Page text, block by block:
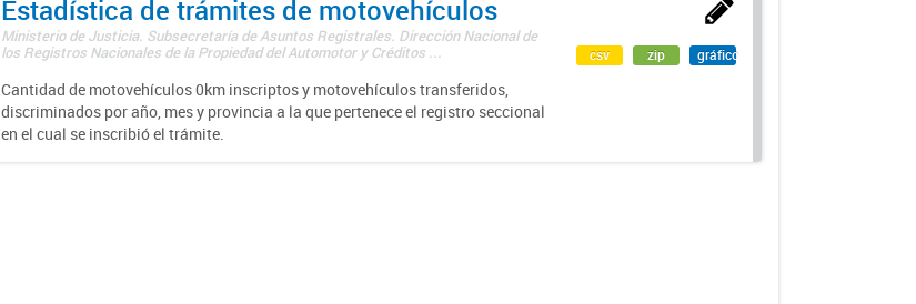
Estadística de trámites de motovehículos
Ministerio de Justicia. Subsecretaría de Asuntos Registrales. Dirección Nacional de
los Registros Nacionales de la Propiedad del Automotor y Créditos ...
Cantidad de motovehículos 0km inscriptos y motovehículos transferidos,
discriminados por año, mes y provincia a la que pertenece el registro seccional
en el cual se inscribió el trámite.
csv zip gráfico